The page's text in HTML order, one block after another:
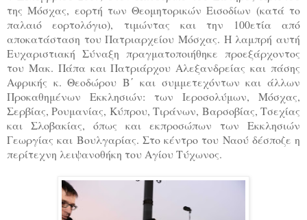
της Μόσχας, εορτή των Θεομητορικών Εισοδίων (κατά το
παλαιό εορτολόγιο), τιμώντας και την 100ετία από
αποκατάσταση του Πατριαρχείου Μόσχας. Η λαμπρή αυτή
Ευχαριστιακή Σύναξη πραγματοποιήθηκε προεξάρχοντος
του Μακ. Πάπα και Πατριάρχου Αλεξανδρείας και πάσης
Αφρικής κ. Θεοδώρου Β΄ και συμμετεχόντων και άλλων
Προκαθημένων Εκκλησιών: των Ιεροσολύμων, Μόσχας,
Σερβίας, Ρουμανίας, Κύπρου, Τιράνων, Βαρσοβίας, Τσεχίας
και Σλοβακίας, όπως και εκπροσώπων των Εκκλησιών
Γεωργίας και Βουλγαρίας. Στο κέντρο του Ναού δέσποζε η
περίτεχνη λειψανοθήκη του Αγίου Τύχωνος.